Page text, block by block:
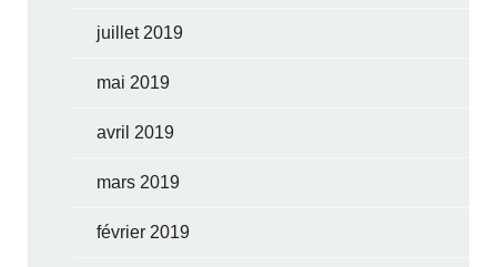
juillet 2019
mai 2019
avril 2019
mars 2019
février 2019